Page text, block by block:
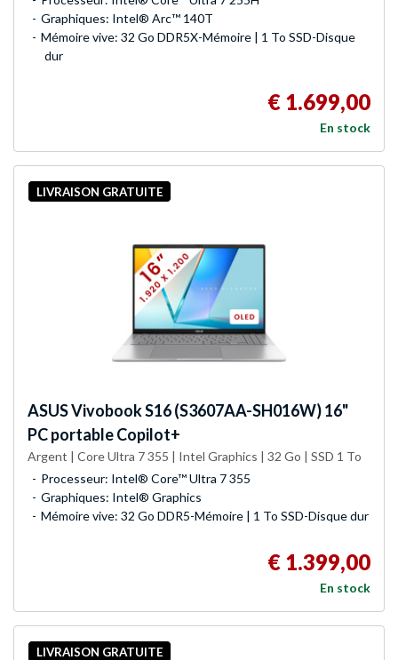
Graphiques: Intel® Arc™ 140T
Mémoire vive: 32 Go DDR5X-Mémoire | 1 To SSD-Disque
dur
€ 1.699,00
En stock
LIVRAISON GRATUITE
ASUSVivobook S16 (S3607AA-SH016W) 16"
PC portable Copilot+
Argent | Core Ultra 7 355 | Intel Graphics | 32 Go | SSD 1 To
Processeur: Intel® Core™ Ultra 7 355
Graphiques: Intel® Graphics
Mémoire vive: 32 Go DDR5-Mémoire | 1 To SSD-Disque dur
€ 1.399,00
En stock
LIVRAISON GRATUITE